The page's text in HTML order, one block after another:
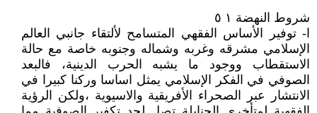
شروط النهضة ١ ٥
ا- توفير الأساس الفقهي المتسامح لألتقاء جانبي العالم
الإسلامي مشرقه وغربه وشماله وجنوبه خاصة مع حالة
الاستقطاب ووجود ما يشبه الحرب الدينية، فالبعد
الصوفي في الفكر الإسلامي يمثل اساسا وركنا كبيرا في
الانتشار عبر الصحراء الأفريقية والاسيوية ،ولكن الرؤية